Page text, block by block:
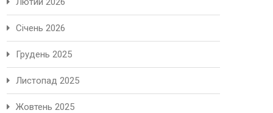
Січень 2026
Грудень 2025
Листопад 2025
Жовтень 2025